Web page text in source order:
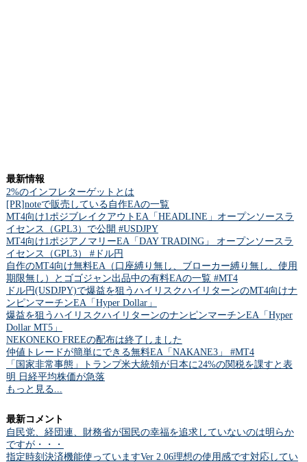
最新情報
2%のインフレターゲットとは
[PR]noteで販売している自作EAの一覧
MT4向け1ポジブレイクアウトEA「HEADLINE」オープンソースラ
イセンス（GPL3）で公開 #USDJPY
MT4向け1ポジアノマリーEA「DAY TRADING」 オープンソースラ
イセンス（GPL3） #ドル円
自作のMT4向け無料EA（口座縛り無し、ブローカー縛り無し、使用
期限無し）とゴゴジャン出品中の有料EAの一覧 #MT4
ドル円(USDJPY)で爆益を狙うハイリスクハイリターンのMT4向けナ
ンピンマーチンEA「Hyper Dollar」
爆益を狙うハイリスクハイリターンのナンピンマーチンEA「Hyper
Dollar MT5」
NEKONEKO FREEの配布は終了しました
仲値トレードが簡単にできる無料EA「NAKANE3」 #MT4
「国家非常事態」トランプ米大統領が日本に24%の関税を課すと表
明 日経平均株価が急落
もっと見る...
最新コメント
自民党、経団連、財務省が国民の幸福を追求していないのは明らか
ですが・・・
指定時刻決済機能使っていますVer 2.06理想の使用感です対応してい